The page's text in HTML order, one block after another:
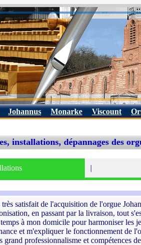
Johannus Monarke Viscount
installations, dépannages des
|
très satisfait de l'acquisition de l'orgue
en passant par la livraison, tout
à mon domicile pour harmoniser les
et m'expliquer le fonctionnement de
grand professionnalisme et compétences